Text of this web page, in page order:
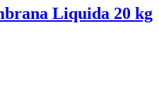
Liquida 20 kg